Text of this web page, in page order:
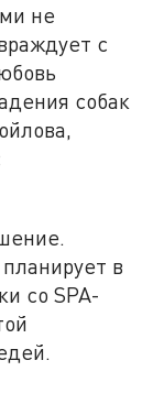
не
с
собак
в
со SPA-